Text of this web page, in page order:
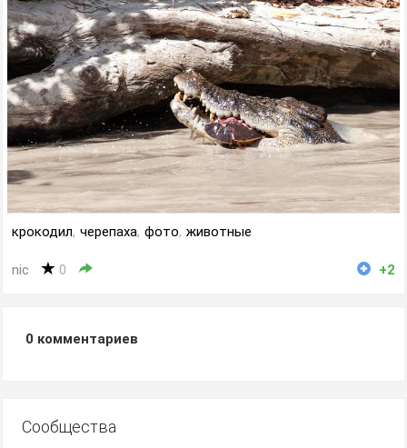
крокодил, черепаха, фото, животные
nic 0 +2
0 комментариев
Сообщества